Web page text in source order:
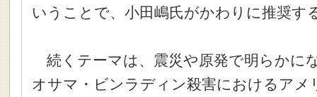
いうことで、小田嶋氏がかわりに推奨
続くテーマは、震災や原発で明らかに
オサマ・ビンラディン殺害におけるアメ